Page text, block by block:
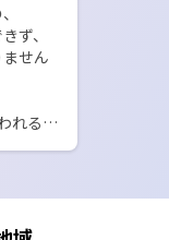
ず、
せん
れるこ